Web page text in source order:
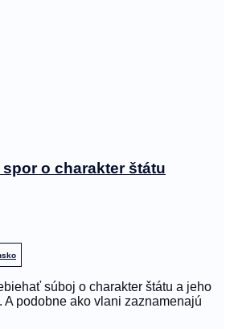
o charakter štátu
súboj o charakter štátu a jeho
podobne ako vlani zaznamenajú